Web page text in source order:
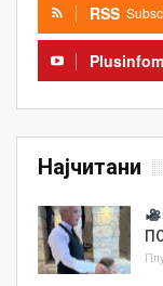
RSS
Најчитани